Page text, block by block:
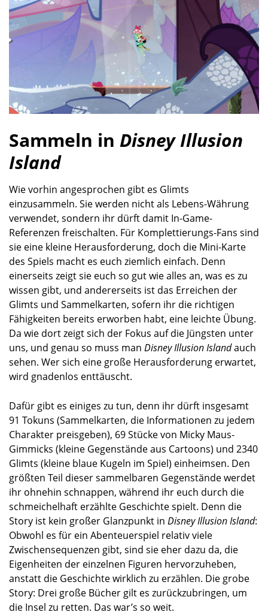
Sammeln in Disney Illusion
Island
Wie vorhin angesprochen gibt es Glimts
einzusammeln. Sie werden nicht als Lebens-Währung
verwendet, sondern ihr dürft damit In-Game-
Referenzen freischalten. Für Komplettierungs-Fans sind
sie eine kleine Herausforderung, doch die Mini-Karte
des Spiels macht es euch ziemlich einfach. Denn
einerseits zeigt sie euch so gut wie alles an, was es zu
wissen gibt, und andererseits ist das Erreichen der
Glimts und Sammelkarten, sofern ihr die richtigen
Fähigkeiten bereits erworben habt, eine leichte Übung.
Da wie dort zeigt sich der Fokus auf die Jüngsten unter
uns, und genau so muss man Disney Illusion Islandauch
sehen. Wer sich eine große Herausforderung erwartet,
wird gnadenlos enttäuscht.
Dafür gibt es einiges zu tun, denn ihr dürft insgesamt
91 Tokuns (Sammelkarten, die Informationen zu jedem
Charakter preisgeben), 69 Stücke von Micky Maus-
Gimmicks (kleine Gegenstände aus Cartoons) und 2340
Glimts (kleine blaue Kugeln im Spiel) einheimsen. Den
größten Teil dieser sammelbaren Gegenstände werdet
ihr ohnehin schnappen, während ihr euch durch die
schmeichelhaft erzählte Geschichte spielt. Denn die
Story ist kein großer Glanzpunkt in Disney Illusion Island:
Obwohl es für ein Abenteuerspiel relativ viele
Zwischensequenzen gibt, sind sie eher dazu da, die
Eigenheiten der einzelnen Figuren hervorzuheben,
anstatt die Geschichte wirklich zu erzählen. Die grobe
Story: Drei große Bücher gilt es zurückzubringen, um
die Insel zu retten. Das war’s so weit.